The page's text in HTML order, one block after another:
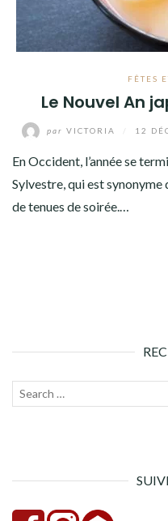
FÊTES
Le Nouvel An
par VICTORIA 12
En Occident, l’année se
Sylvestre, qui est
de tenues de soirée.…
Recherche